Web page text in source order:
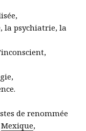
la psychiatrie, la
de renommée
Mexique,